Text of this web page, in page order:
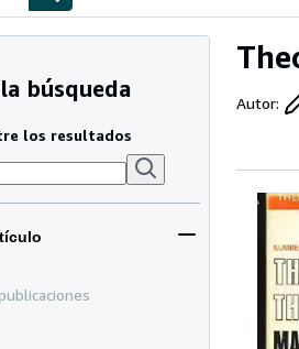
Autor:
búsqueda
los resultados